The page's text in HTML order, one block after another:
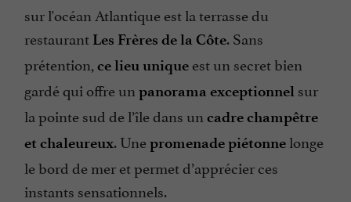
sur l'océan Atlantique est la terrasse du
restaurant Les Frères de la Côte. Sans
prétention, ce lieu unique est un secret bien
gardé qui offre un panorama exceptionnel sur
la pointe sud de l’île dans un cadrechampêtre
et chaleureux. Unepromenade piétonne longe
le bord de mer et permet d’apprécier ces
instants sensationnels.